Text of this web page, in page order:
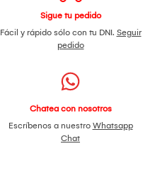
Sigue tu pedido
Fácil y rápido sólo con tu DNI. Seguir
pedido
Chatea con nosotros
Escríbenos a nuestro Whatsapp
Chat